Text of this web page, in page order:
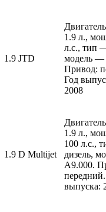
1.9 JTD
1.9 л.,
л.с., тип
модель —
Привод:
Год
2008
1.9 D Multijet
1.9 л.,
100 л.с.,
дизель,
A9.000.
выпуска: